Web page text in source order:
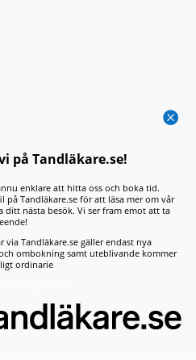
att tobak påverkar
men många
tobak även...
på Tandläkare.se!
enklare att hitta oss och boka tid.
på Tandläkare.se för att läsa mer om vår
ditt nästa besök. Vi ser fram emot att ta
via Tandläkare.se gäller endast nya
ombokning samt uteblivande kommer
ordinarie
